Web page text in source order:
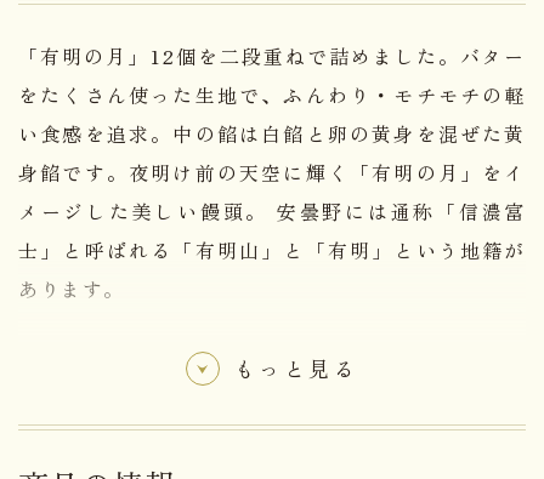
「有明の月」12個を二段重ねで詰めました。バター
をたくさん使った生地で、ふんわり・モチモチの軽
い食感を追求。中の餡は白餡と卵の黄身を混ぜた黄
身餡です。夜明け前の天空に輝く「有明の月」をイ
メージした美しい饅頭。 安曇野には通称「信濃富
士」と呼ばれる「有明山」と「有明」という地籍が
あります。
もっと見る